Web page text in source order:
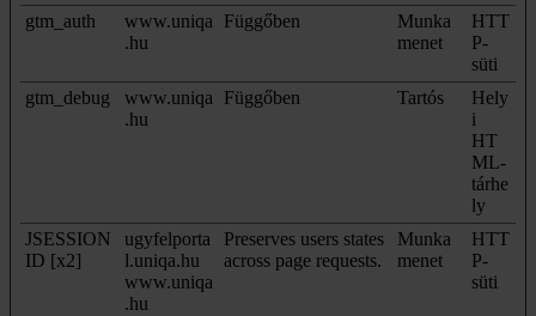
gtm_auth
www.uniqa
.hu
Függőben
Munka
menet
HTT
P-
süti
gtm_debug
www.uniqa
.hu
Függőben Tartós
Hely
i
HT
ML-
tárhe
ly
JSESSION
ID [x2]
ugyfelporta
l.uniqa.hu
www.uniqa
.hu
Preserves users states
across page requests.
Munka
menet
HTT
P-
süti